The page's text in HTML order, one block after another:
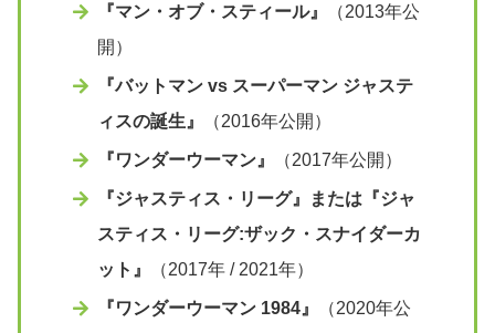
『マン・オブ・スティール』
（2013年公
開）
『バットマン vs スーパーマン ジャステ
ィスの誕生』
（2016年公開）
『ワンダーウーマン』 （2017年公開）
『ジャスティス・リーグ』または『ジャ
スティス・リーグ:ザック・スナイダーカ
ット』
（2017年 / 2021年）
『ワンダーウーマン 1984』
（2020年公